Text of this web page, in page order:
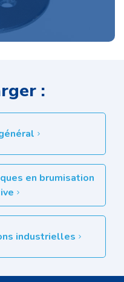
:
en brumisation
industrielles